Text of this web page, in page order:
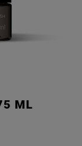
ML